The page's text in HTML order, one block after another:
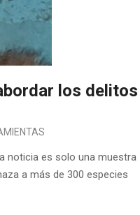
los delitos
noticia es solo una muestra
a más de 300 especies